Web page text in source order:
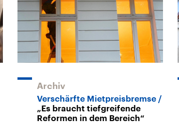
Archiv
Verschärfte Mietpreisbremse
„Es braucht tiefgreifende
Reformen in dem Bereich“